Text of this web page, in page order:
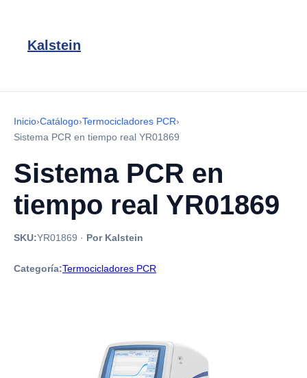
Kalstein
Inicio›Catálogo›Termocicladores PCR›
Sistema PCR en tiempo real YR01869
Sistema PCR en
tiempo real YR01869
SKU:YR01869 · Por Kalstein
Categoría:Termocicladores PCR